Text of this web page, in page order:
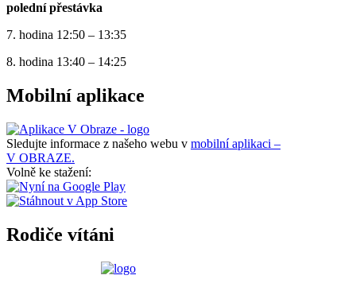
polední přestávka
7. hodina 12:50 – 13:35
8. hodina 13:40 – 14:25
Mobilní aplikace
Sledujte informace z našeho webu v mobilní aplikaci –
V OBRAZE.
Volně ke stažení:
Rodiče vítáni